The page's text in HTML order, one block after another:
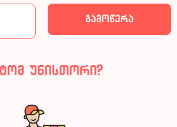
უნისთორი?